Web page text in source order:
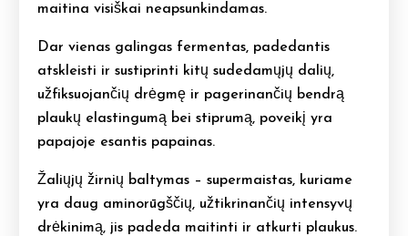
maitina visiškai neapsunkindamas.
Dar vienas galingas fermentas, padedantis
atskleisti ir sustiprinti kitų sudedamųjų dalių,
užfiksuojančių drėgmę ir pagerinančių bendrą
plaukų elastingumą bei stiprumą, poveikį yra
papajoje esantis papainas.
Žaliųjų žirnių baltymas – supermaistas, kuriame
yra daug aminorūgščių, užtikrinančių intensyvų
drėkinimą, jis padeda maitinti ir atkurti plaukus.